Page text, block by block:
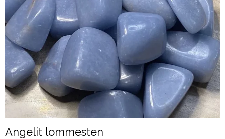
Angelit lommesten